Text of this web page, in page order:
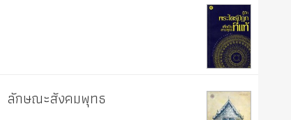
ลักษณะสังคมพุทธ